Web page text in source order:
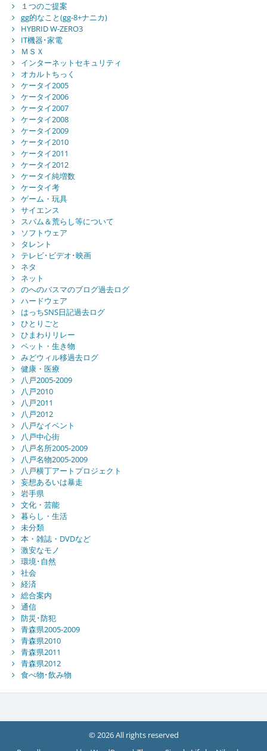
１つのご提案
gg的なこと(gg-8+ナニカ)
HYBRID W-ZERO3
IT機器･家電
ＭＳＸ
インターネットセキュリティ
オカルトちっく
ケータイ2005
ケータイ2006
ケータイ2007
ケータイ2008
ケータイ2009
ケータイ2010
ケータイ2011
ケータイ2012
ケータイ純増数
ケータイ考
ゲーム・玩具
サイエンス
スパム＆荒らし等について
ソフトウェア
タレント
テレビ･ビデオ･映画
ネタ
ネット
のへのバスマのブログ過去ログ
ハードウェア
はっちSNS日記過去ログ
ひとりごと
ひまわりリレー
ペット・生き物
みどウィル移過去ログ
健康・医療
八戸2005-2009
八戸2010
八戸2011
八戸2012
八戸なイベント
八戸中心街
八戸名所2005-2009
八戸名物2005-2009
八戸横丁アートプロジェクト
妄想あるいは暴走
岩手県
文化・芸能
暮らし・生活
未分類
本・雑誌・DVDなど
激安なモノ
環境･自然
社会
経済
総合案内
通信
防災･防犯
青森県2005-2009
青森県2010
青森県2011
青森県2012
食べ物･飲み物
© 2026 All rights reserved